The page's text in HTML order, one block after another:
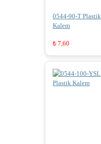
0544-90-T Plastik
Kalem
₺ 7,60